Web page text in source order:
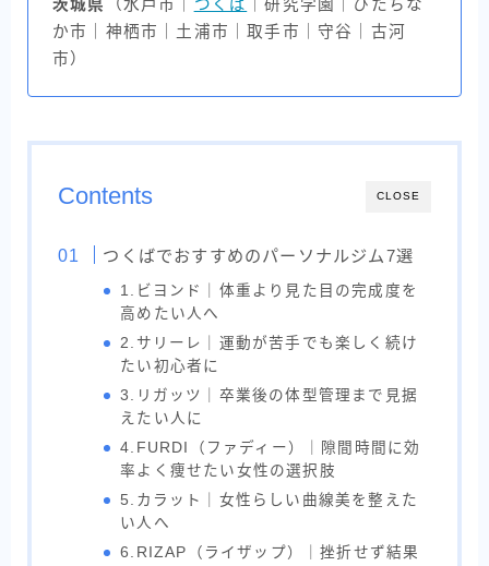
茨城県 （水戸市｜ つくば ｜研究学園｜ひたちな
か市｜神栖市｜土浦市｜取手市｜守谷｜古河
市）
CLOSE
Contents
つくばでおすすめのパーソナルジム7選
1.ビヨンド｜体重より見た目の完成度を
高めたい人へ
2.サリーレ｜運動が苦手でも楽しく続け
たい初心者に
3.リガッツ｜卒業後の体型管理まで見据
えたい人に
4.FURDI（ファディー）｜隙間時間に効
率よく痩せたい女性の選択肢
5.カラット｜女性らしい曲線美を整えた
い人へ
6.RIZAP（ライザップ）｜挫折せず結果